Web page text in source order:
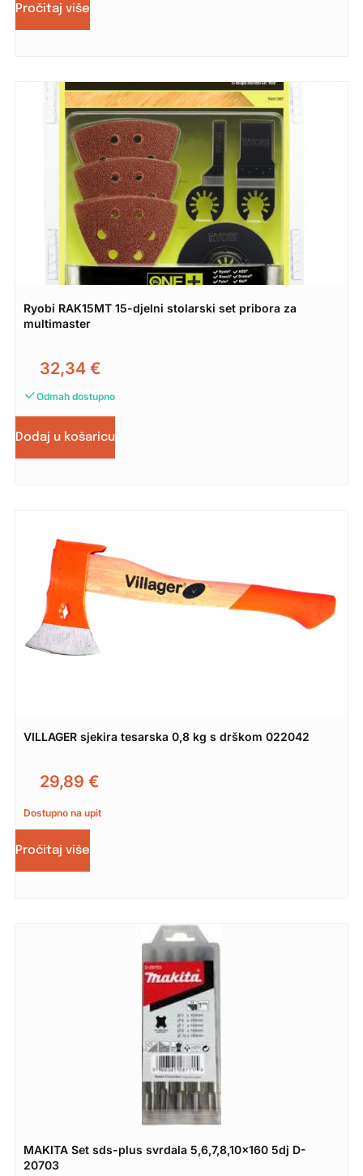
Pročitaj više
Ryobi RAK15MT 15-djelni stolarski set pribora za
multimaster
32,34 €
Odmah dostupno
Dodaj u košaricu
VILLAGER sjekira tesarska 0,8 kg s drškom 022042
29,89 €
Dostupno na upit
Pročitaj više
MAKITA Set sds-plus svrdala 5,6,7,8,10×160 5dj D-
20703